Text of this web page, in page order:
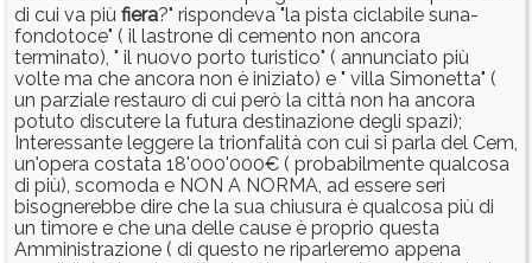
di cui va più fiera?" rispondeva "la pista ciclabile suna-
fondotoce" ( il lastrone di cemento non ancora
terminato), " il nuovo porto turistico" ( annunciato più
volte ma che ancora non è iniziato) e " villa Simonetta" (
un parziale restauro di cui però la città non ha ancora
potuto discutere la futura destinazione degli spazi);
Interessante leggere la trionfalità con cui si parla del Cem,
un'opera costata 18'000'000€ ( probabilmente qualcosa
di più), scomoda e NON A NORMA, ad essere seri
bisognerebbe dire che la sua chiusura è qualcosa più di
un timore e che una delle cause è proprio questa
Amministrazione ( di questo ne riparleremo appena